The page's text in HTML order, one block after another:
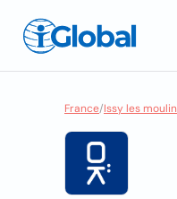
France/Issy les